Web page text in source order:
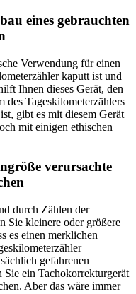
eines gebrauchten
Verwendung für einen
kaputt ist und
Ihnen dieses Gerät, den
des Tageskilometerzählers
gibt es mit diesem Gerät
mit einigen ethischen
verursachte
durch Zählen der
Sie kleinere oder größere
es einen merklichen
gefahrenen
ein Tachokorrekturgerät
Aber das wäre immer